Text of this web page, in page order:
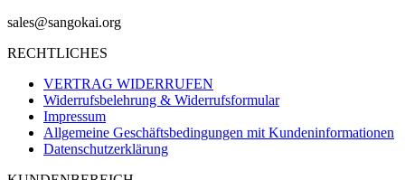
sales@sangokai.org
RECHTLICHES
VERTRAG WIDERRUFEN
Widerrufsbelehrung & Widerrufsformular
Impressum
Allgemeine Geschäftsbedingungen mit Kundeninformationen
Datenschutzerklärung